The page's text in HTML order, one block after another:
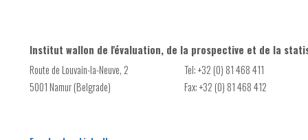
Fauchage tardif
Subvention Plantation
Institut wallon de l'évaluation, de la prospective et de la
Route de Louvain-la-Neuve, 2
5001 Namur (Belgrade)
Tel: +32 (0) 81 468 411
Fax: +32 (0) 81 468 412